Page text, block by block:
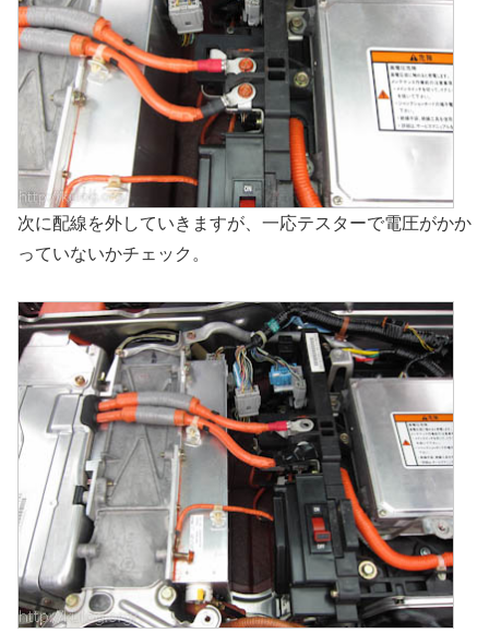
次に配線を外していきますが、一応テスターで電圧がかか
っていないかチェック。